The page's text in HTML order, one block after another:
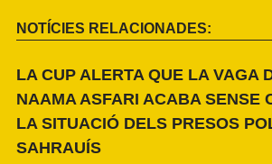
NOTÍCIES RELACIONADES:
LA CUP ALERTA QUE LA VAGA
NAAMA ASFARI ACABA SENSE
LA SITUACIÓ DELS PRESOS
SAHRAUÍS